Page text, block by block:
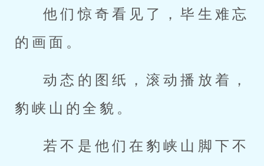
他们惊奇看见了，毕生难忘
的画面。
动态的图纸，滚动播放着，
豹峡山的全貌。
若不是他们在豹峡山脚下不